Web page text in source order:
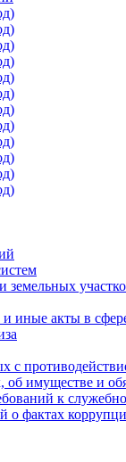
земельных
иные акты в
с
об имуществе и
к
о фактах